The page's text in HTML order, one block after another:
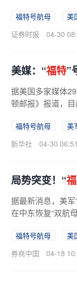
福特号航母 美
证券时报
04-30
美媒：“福特”
据美国多家媒体
顿邮报》报道，
福特号航母 美
新华社
04-30 06:51
局势突变！“
据最新消息，美军
在中东恢复“双航
福特号航母 美
券商中国
04-18